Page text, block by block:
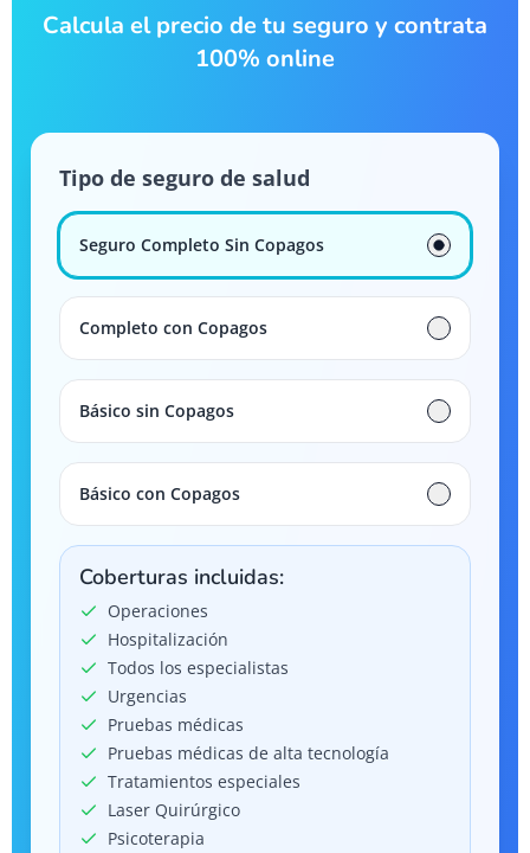
Calcula el precio de tu seguro y contrata
100% online
Tipo de seguro de salud
Seguro Completo Sin Copagos
Completo con Copagos
Básico sin Copagos
Básico con Copagos
Coberturas incluidas:
Operaciones
Hospitalización
Todos los especialistas
Urgencias
Pruebas médicas
Pruebas médicas de alta tecnología
Tratamientos especiales
Laser Quirúrgico
Psicoterapia